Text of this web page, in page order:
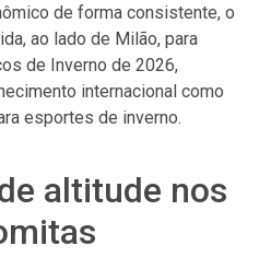
de forma consistente, o
ao lado de Milão, para
de Inverno de 2026,
internacional como
esportes de inverno.
altitude nos